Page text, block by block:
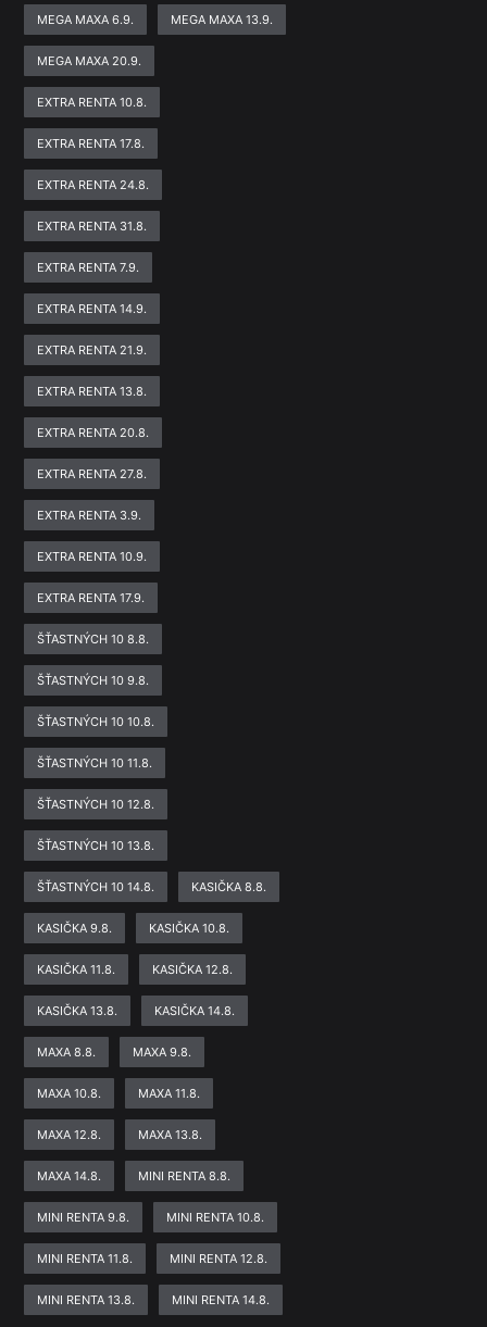
MEGA MAXA 6.9. MEGA MAXA 13.9.
MEGA MAXA 20.9.
EXTRA RENTA 10.8.
EXTRA RENTA 17.8.
EXTRA RENTA 24.8.
EXTRA RENTA 31.8.
EXTRA RENTA 7.9.
EXTRA RENTA 14.9.
EXTRA RENTA 21.9.
EXTRA RENTA 13.8.
EXTRA RENTA 20.8.
EXTRA RENTA 27.8.
EXTRA RENTA 3.9.
EXTRA RENTA 10.9.
EXTRA RENTA 17.9.
ŠŤASTNÝCH 10 8.8.
ŠŤASTNÝCH 10 9.8.
ŠŤASTNÝCH 10 10.8.
ŠŤASTNÝCH 10 11.8.
ŠŤASTNÝCH 10 12.8.
ŠŤASTNÝCH 10 13.8.
ŠŤASTNÝCH 10 14.8. KASIČKA 8.8.
KASIČKA 9.8. KASIČKA 10.8.
KASIČKA 11.8. KASIČKA 12.8.
KASIČKA 13.8. KASIČKA 14.8.
MAXA 8.8. MAXA 9.8.
MAXA 10.8. MAXA 11.8.
MAXA 12.8. MAXA 13.8.
MAXA 14.8. MINI RENTA 8.8.
MINI RENTA 9.8. MINI RENTA 10.8.
MINI RENTA 11.8. MINI RENTA 12.8.
MINI RENTA 13.8. MINI RENTA 14.8.